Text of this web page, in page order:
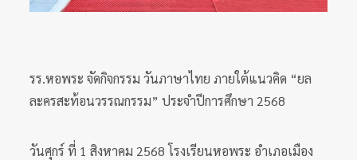
รร.หอพระ จัดกิจกรรม วันภาษาไทย ภายใต้แนวคิด “ยล
ละครสะท้อนวรรณกรรม” ประจำปีการศึกษา 2568
วันศุกร์ ที่ 1 สิงหาคม 2568 โรงเรียนหอพระ อำเภอเมือง